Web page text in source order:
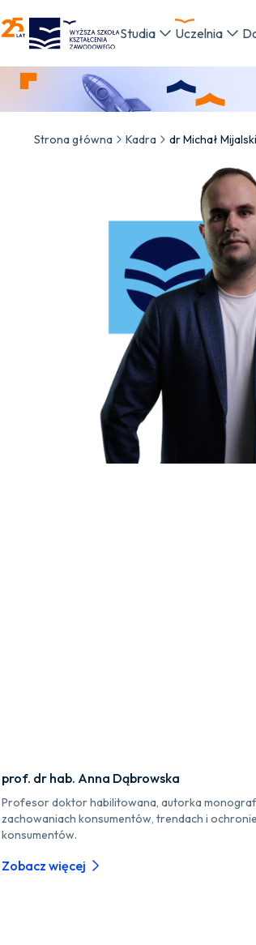
WSKZ - strona główna
Studia Uczelnia
Strona główna Kadra dr Michał Mijalski
prof. dr hab. Anna Dąbrowska
Profesor doktor habilitowana, autorka
zachowaniach konsumentów, trendach i
konsumentów.
Zobacz więcej